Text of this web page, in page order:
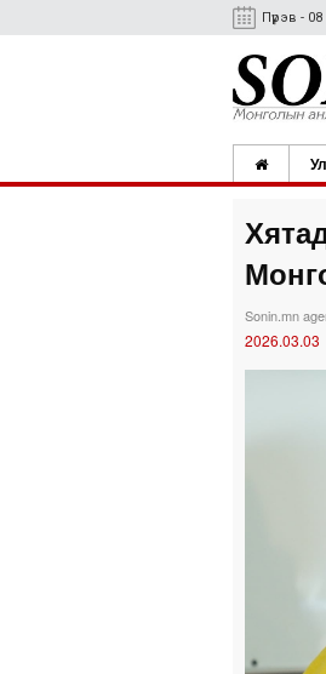
Пүрэв -
Sonin.mn
2026.03.03